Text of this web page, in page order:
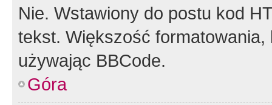
Nie. Wstawiony do postu kod
tekst. Większość
używając BBCode.
Góra